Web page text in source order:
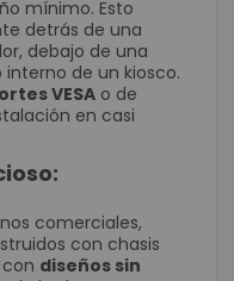
mínimo. Esto
detrás de una
debajo de una
de un kiosco.
VESA o de
en casi
comerciales,
con chasis
diseños sin